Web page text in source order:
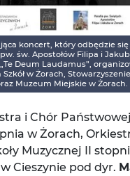
koncert, który odbędzie się
św. Apostołów Filipa i
Deum Laudamus”,
Szkół w Żorach,
Muzeum Miejskie w Żorach.
i Chór Państwowej
w Żorach,
Muzycznej II
Cieszynie pod dyr.